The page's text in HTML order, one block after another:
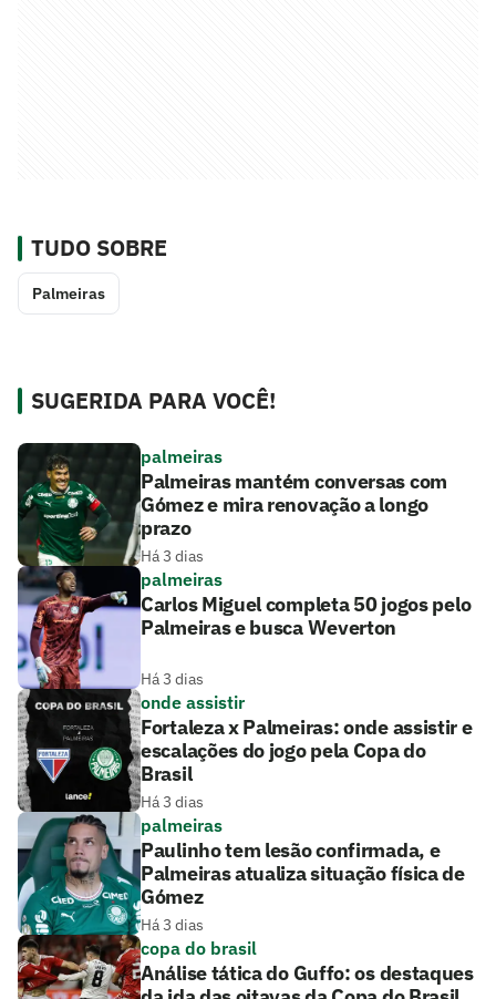
TUDO SOBRE
Palmeiras
SUGERIDA PARA VOCÊ!
palmeiras
Palmeiras mantém conversas com
Gómez e mira renovação a longo
prazo
Há 3 dias
palmeiras
Carlos Miguel completa 50 jogos pelo
Palmeiras e busca Weverton
Há 3 dias
onde assistir
Fortaleza x Palmeiras: onde assistir e
escalações do jogo pela Copa do
Brasil
Há 3 dias
palmeiras
Paulinho tem lesão confirmada, e
Palmeiras atualiza situação física de
Gómez
Há 3 dias
copa do brasil
Análise tática do Guffo: os destaques